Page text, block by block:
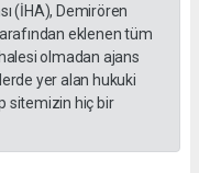
(İHA), Demirören
eklenen tüm
olmadan ajans
yer alan hukuki
sitemizin hiç bir